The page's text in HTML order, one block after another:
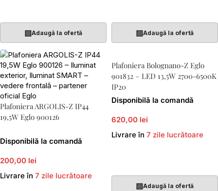
▤Adaugă la ofertă ▤Adaugă la ofertă
Plafoniera ARGOLIS-Z IP44
19,5W Eglo 900126
Disponibilă la comandă
200,00 lei
Livrare în 7 zile lucrătoare
Plafoniera Bolognano-Z Eglo
901832 – LED 13,5W 2700-6500K
IP20
Disponibilă la comandă
620,00 lei
Livrare în 7 zile lucrătoare
▤Adaugă la ofertă